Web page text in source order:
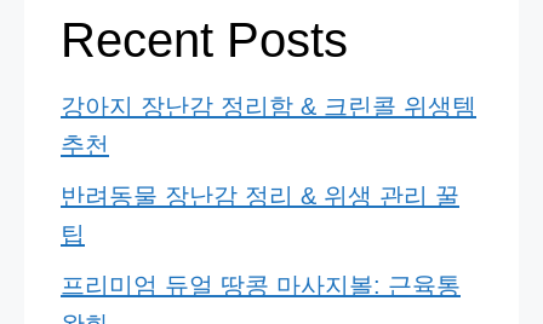
Recent Posts
강아지 장난감 정리함 & 크린콜 위생템
추천
반려동물 장난감 정리 & 위생 관리 꿀
팁
프리미엄 듀얼 땅콩 마사지볼: 근육통